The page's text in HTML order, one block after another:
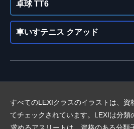
卓球 TT6
車いすテニス クアッド
すべてのLEXIクラスのイラストは、資
てチェックされています。LEXIは分類